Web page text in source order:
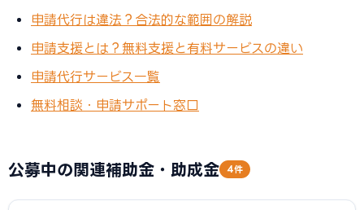
申請代行は違法？合法的な範囲の解説
申請支援とは？無料支援と有料サービスの違い
申請代行サービス一覧
無料相談・申請サポート窓口
公募中の関連補助金・助成金 4件